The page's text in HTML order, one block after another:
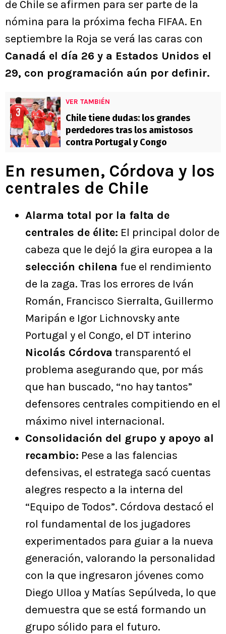
de Chile se afirmen para ser parte de la
nómina para la próxima fecha FIFAA. En
septiembre la Roja se verá las caras con
Canadá el día 26 y a Estados Unidos el
29, con programación aún por definir.
VER TAMBIÉN
Chile tiene dudas: los grandes
perdedores tras los amistosos
contra Portugal y Congo
En resumen, Córdova y los
centrales de Chile
Alarma total por la falta de
centrales de élite: El principal dolor de
cabeza que le dejó la gira europea a la
selección chilena fue el rendimiento
de la zaga. Tras los errores de Iván
Román, Francisco Sierralta, Guillermo
Maripán e Igor Lichnovsky ante
Portugal y el Congo, el DT interino
Nicolás Córdova transparentó el
problema asegurando que, por más
que han buscado, “no hay tantos”
defensores centrales compitiendo en el
máximo nivel internacional.
Consolidación del grupo y apoyo al
recambio: Pese a las falencias
defensivas, el estratega sacó cuentas
alegres respecto a la interna del
“Equipo de Todos”. Córdova destacó el
rol fundamental de los jugadores
experimentados para guiar a la nueva
generación, valorando la personalidad
con la que ingresaron jóvenes como
Diego Ulloa y Matías Sepúlveda, lo que
demuestra que se está formando un
grupo sólido para el futuro.